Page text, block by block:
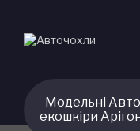
Модельні
екошкіри